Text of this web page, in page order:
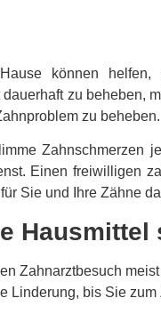
können
zu beheben,
zu beheben.
Zahnschmerzen
Einen freiwilligen
Sie und Ihre Zähne
Hausmittel
Zahnarztbesuch
Linderung, bis Sie